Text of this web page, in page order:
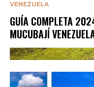
VENEZUELA
GUÍA COMPLETA
MUCUBAJÍ